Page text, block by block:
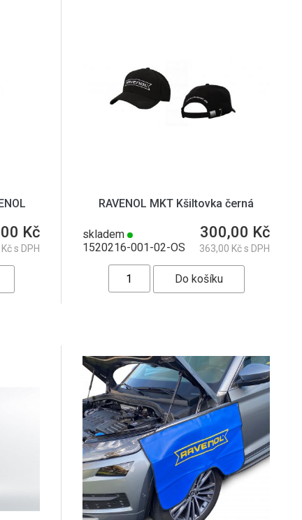
Kč
s DPH
RAVENOL MKT Kšiltovka černá
skladem
1520216-001-02-OS
300,00 Kč
363,00 Kč s DPH